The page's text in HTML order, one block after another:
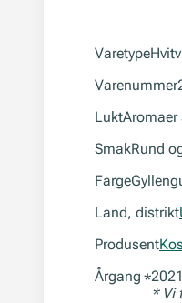
Varetype
Varenummer
LuktAromaer
SmakRund
Farge
Land, distrikt
Produsent
Årgang *2021
* Vi